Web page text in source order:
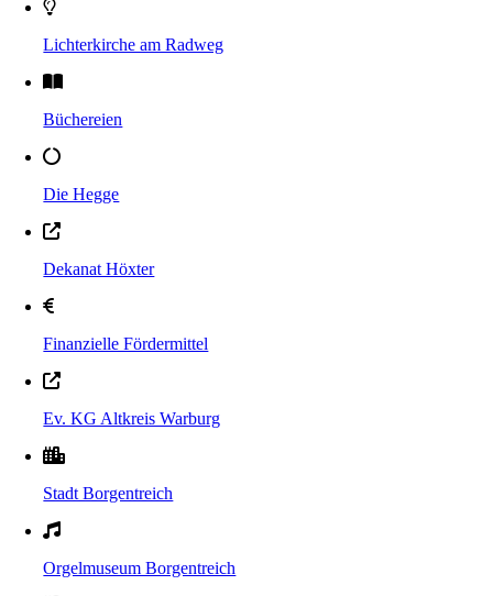
Lichterkirche am Radweg
Büchereien
Die Hegge
Dekanat Höxter
Finanzielle Fördermittel
Ev. KG Altkreis Warburg
Stadt Borgentreich
Orgelmuseum Borgentreich